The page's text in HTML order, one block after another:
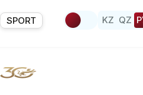
SPORT KZ QZ